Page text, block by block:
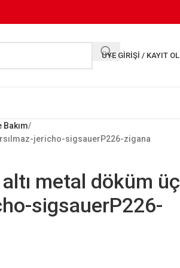
ÜYE GIRIŞI / KAYIT OL
Bakım
jericho-sigsauerP226-zigana
metal döküm üç
sigsauerP226-